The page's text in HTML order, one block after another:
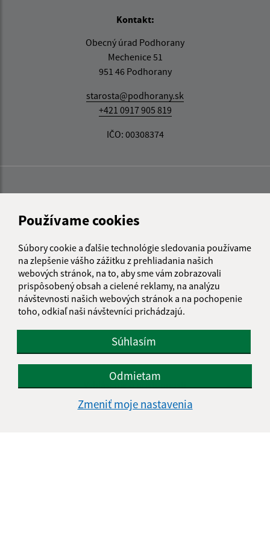
Používame cookies
Súbory cookie a ďalšie technológie sledovania používame
na zlepšenie vášho zážitku z prehliadania našich
webových stránok, na to, aby sme vám zobrazovali
prispôsobený obsah a cielené reklamy, na analýzu
návštevnosti našich webových stránok a na pochopenie
toho, odkiaľ naši návštevníci prichádzajú.
Súhlasím
Odmietam
Zmeniť moje nastavenia
Kontakt:
Obecný úrad Podhorany
Mechenice 51
951 46 Podhorany
starosta@podhorany.sk
+421 0917 905 819
IČO: 00308374
Informácie o stránke:
Vyhlásenie o prístupnosti
Autorské práva
Ochrana osobných údajov